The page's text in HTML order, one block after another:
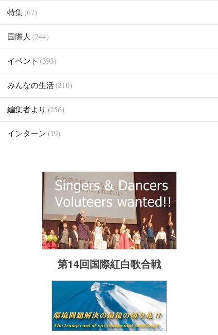
特集(67)
国際人 (244)
イベント (393)
みんなの生活(210)
編集者より (256)
インターン (19)
第14回国際紅白歌合戦